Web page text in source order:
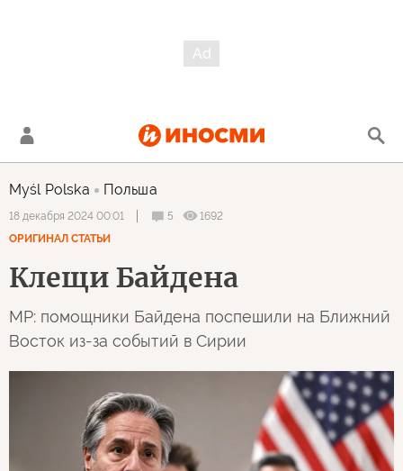
Myśl Polska Польша
18 декабря 2024 00:01 5
1692
ОРИГИНАЛ СТАТЬИ
Клещи Байдена
MP: помощники Байдена поспешили на Ближний
Восток из-за событий в Сирии